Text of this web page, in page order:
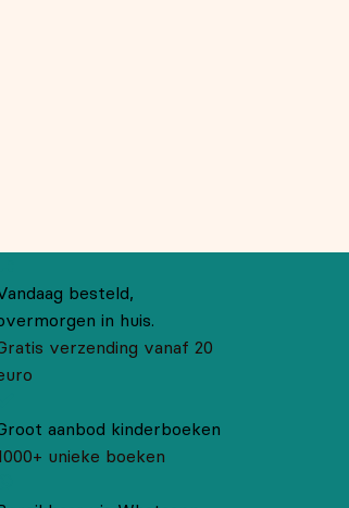
besteld,
in huis.
verzending vanaf 20
aanbod kinderboeken
unieke boeken